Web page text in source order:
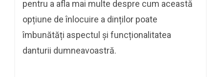
pentru a afla mai multe despre cum această
opțiune de înlocuire a dinților poate
îmbunătăți aspectul și funcționalitatea
danturii dumneavoastră.